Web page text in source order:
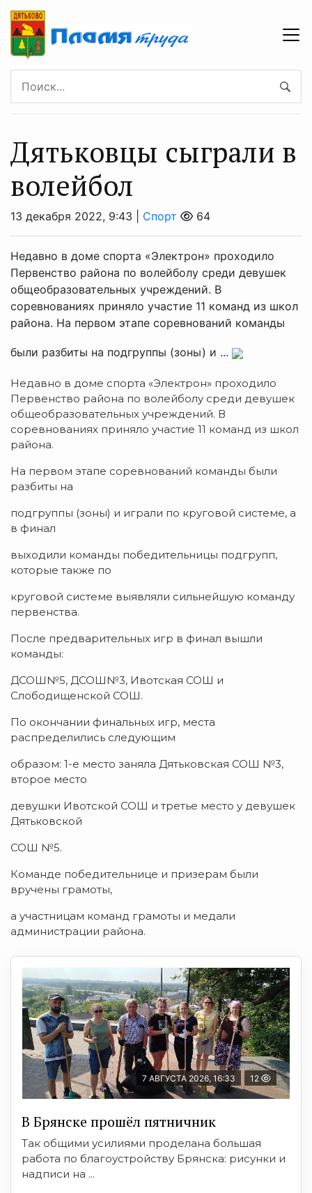
Дятьковцы сыграли в
волейбол
13 декабря 2022, 9:43 | Спорт 64
Недавно в доме спорта «Электрон» проходило
Первенство района по волейболу среди девушек
общеобразовательных учреждений. В
соревнованиях приняло участие 11 команд из школ
района. На первом этапе соревнований команды
были разбиты на подгруппы (зоны) и ...
Недавно в доме спорта «Электрон» проходило
Первенство района по волейболу среди девушек
общеобразовательных учреждений. В
соревнованиях приняло участие 11 команд из школ
района.
На первом этапе соревнований команды были
разбиты на
подгруппы (зоны) и играли по круговой системе, а
в финал
выходили команды победительницы подгрупп,
которые также по
круговой системе выявляли сильнейшую команду
первенства.
После предварительных игр в финал вышли
команды:
ДСОШ№5, ДСОШ№3, Ивотская СОШ и
Слободищенской СОШ.
По окончании финальных игр, места
распределились следующим
образом: 1-е место заняла Дятьковская СОШ №3,
второе место
девушки Ивотской СОШ и третье место у девушек
Дятьковской
СОШ №5.
Команде победительнице и призерам были
вручены грамоты,
а участницам команд грамоты и медали
администрации района.
7 АВГУСТА 2026, 16:33 12
В Брянске прошёл пятничник
Так общими усилиями проделана большая
работа по благоустройству Брянска: рисунки и
надписи на ...